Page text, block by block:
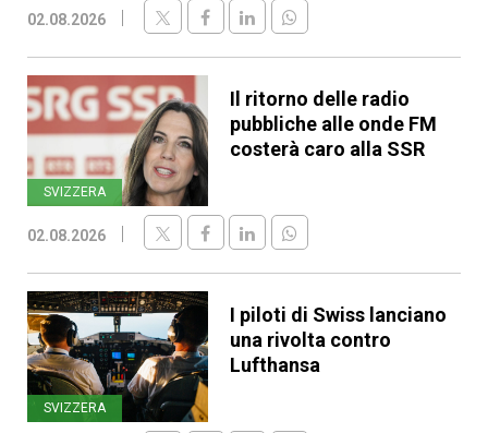
02.08.2026
SVIZZERA
Il ritorno delle radio
pubbliche alle onde FM
costerà caro alla SSR
02.08.2026
SVIZZERA
I piloti di Swiss lanciano
una rivolta contro
Lufthansa